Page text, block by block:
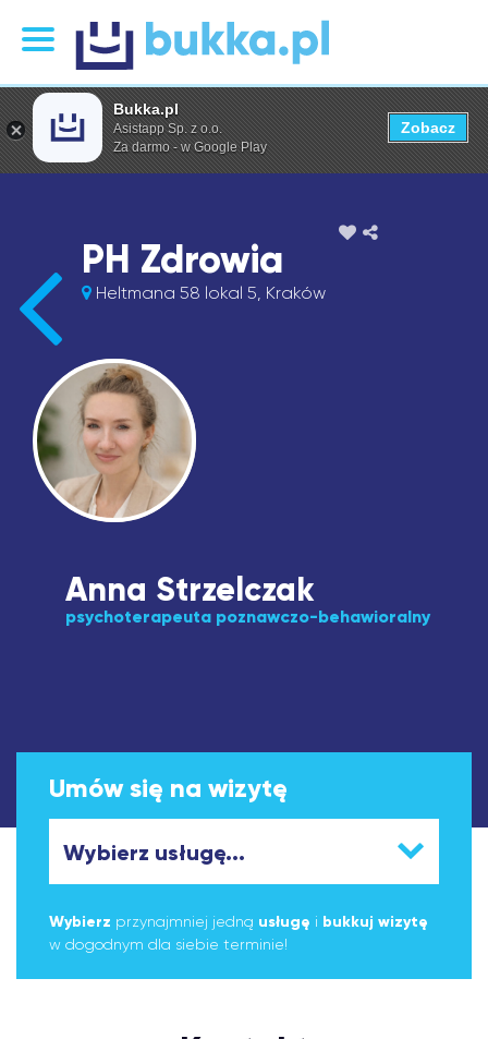
PH Zdrowia
Heltmana 58 lokal 5, Kraków
Anna Strzelczak
psychoterapeuta poznawczo-behawioralny
Umów się na wizytę
Wybierz przynajmniej jedną usługę i bukkuj wizytę
w dogodnym dla siebie terminie!
Bukka.pl
Asistapp Sp. z o.o.
Za darmo - w Google Play
Zobacz